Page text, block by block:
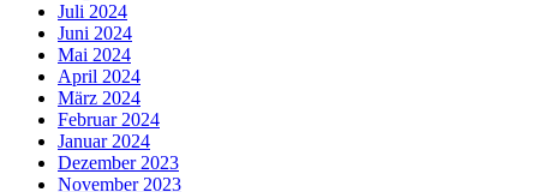
Juli 2024
Juni 2024
Mai 2024
April 2024
März 2024
Februar 2024
Januar 2024
Dezember 2023
November 2023